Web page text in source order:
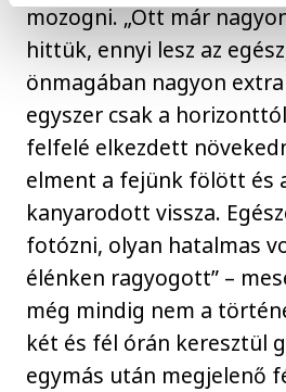
mozogni. „Ott már
hittük, ennyi lesz az
önmagában nagyon
egyszer csak a
felfelé elkezdett
elment a fejünk fölött és
kanyarodott vissza.
fotózni, olyan hatalmas
élénken ragyogott” –
még mindig nem a
két és fél órán keresztül
egymás után megjelenő